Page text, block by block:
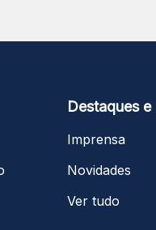
Destaques
Imprensa
Novidades
Ver tudo